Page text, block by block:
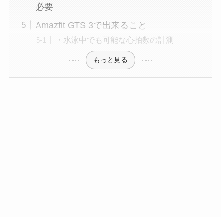
必要
Amazfit GTS 3で出来ること
・水泳中でも可能な心拍数の計測
もっと見る